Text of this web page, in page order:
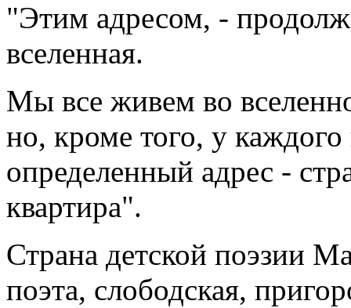
"Этим адресом, -
вселенная.
Мы все живем во
но, кроме того, у каждого
определенный адрес -
квартира".
Страна детской поэзии
поэта, слободская,